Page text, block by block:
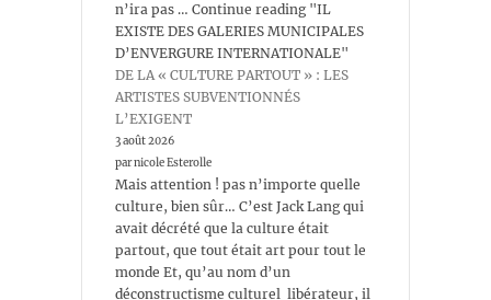
n’ira pas … Continue reading "IL
EXISTE DES GALERIES MUNICIPALES
D’ENVERGURE INTERNATIONALE"
DE LA « CULTURE PARTOUT » : LES
ARTISTES SUBVENTIONNÉS
L’EXIGENT
3 août 2026
par nicole Esterolle
Mais attention ! pas n’importe quelle
culture, bien sûr… C’est Jack Lang qui
avait décrété que la culture était
partout, que tout était art pour tout le
monde Et, qu’au nom d’un
déconstructisme culturel libérateur, il